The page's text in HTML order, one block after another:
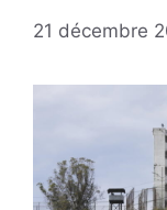
21 décembre